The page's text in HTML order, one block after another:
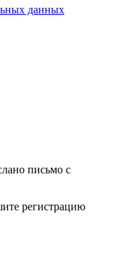
данных
письмо с
регистрацию